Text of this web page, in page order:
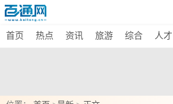
首页 热点 资讯 旅游 综合 人才